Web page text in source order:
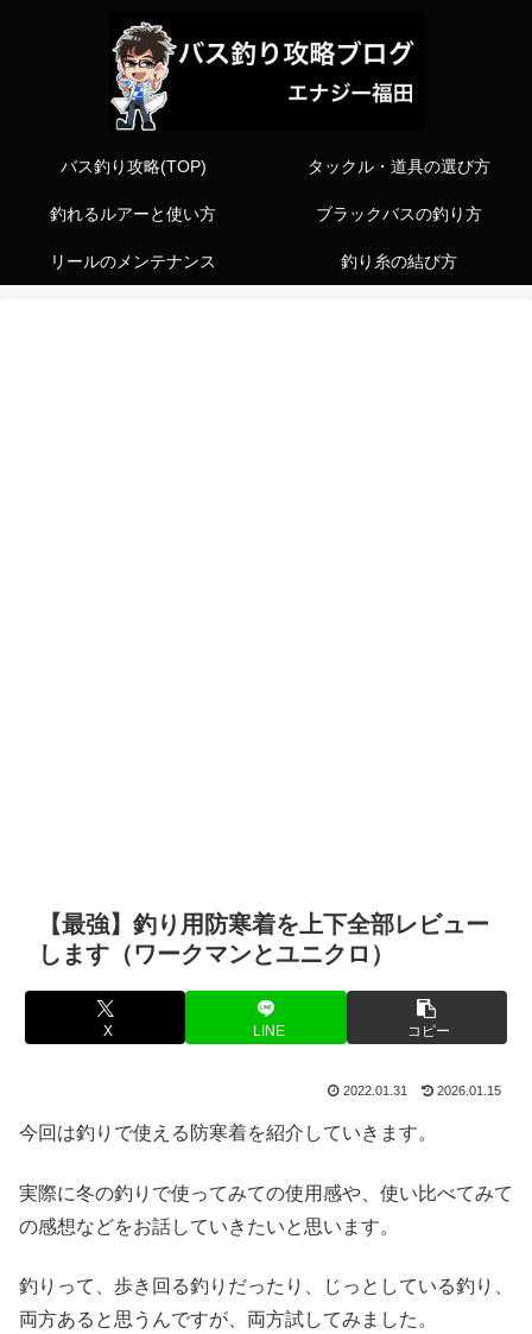
バス釣り攻略(TOP) タックル・道具の選び方
釣れるルアーと使い方 ブラックバスの釣り方
リールのメンテナンス 釣り糸の結び方
【最強】釣り用防寒着を上下全部レビュー
します（ワークマンとユニクロ）
X LINE コピー
2022.01.31 2026.01.15
今回は釣りで使える防寒着を紹介していきます。
実際に冬の釣りで使ってみての使用感や、使い比べてみて
の感想などをお話していきたいと思います。
釣りって、歩き回る釣りだったり、じっとしている釣り、
両方あると思うんですが、両方試してみました。